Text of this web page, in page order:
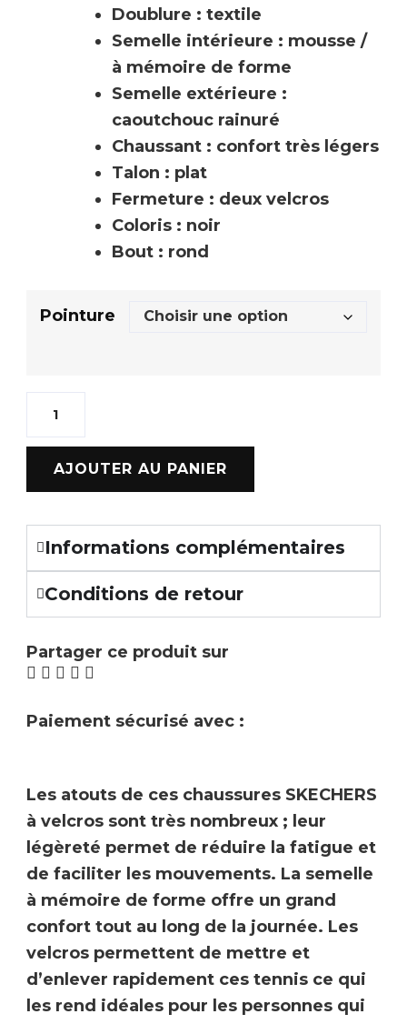
Doublure : textile
Semelle intérieure : mousse /
à mémoire de forme
Semelle extérieure :
caoutchouc rainuré
Chaussant : confort très légers
Talon : plat
Fermeture : deux velcros
Coloris : noir
Bout : rond
Pointure
AJOUTER AU PANIER
Informations complémentaires
Conditions de retour
Partager ce produit sur
Paiement sécurisé avec :
Les atouts de ces chaussures SKECHERS
à velcros sont très nombreux ; leur
légèreté permet de réduire la fatigue et
de faciliter les mouvements. La semelle
à mémoire de forme offre un grand
confort tout au long de la journée. Les
velcros permettent de mettre et
d’enlever rapidement ces tennis ce qui
les rend idéales pour les personnes qui